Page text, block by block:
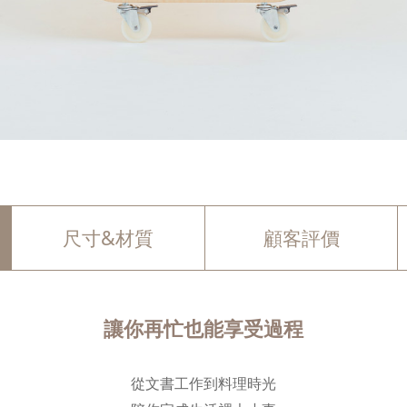
尺寸&材質 顧客評價
讓你再忙也能享受過程
從文書工作到料理時光